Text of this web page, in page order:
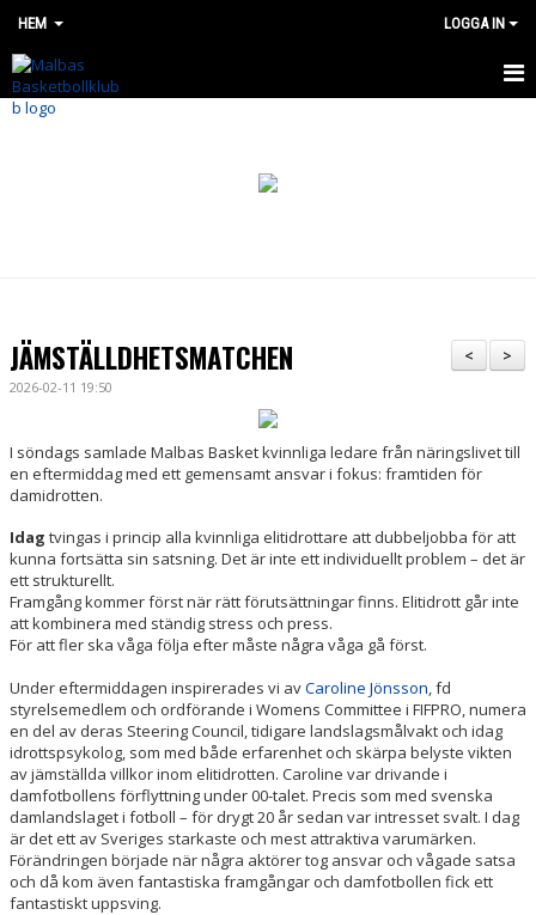
HEM LOGGA IN
HEM
MALBAS MADNESS CUP
LAG OCH VERKSAMHET
ENGAGERA DIG
KONTAKT
>
<
JÄMSTÄLLDHETSMATCHEN
2026-02-11 19:50
I söndags samlade Malbas Basket kvinnliga ledare från näringslivet till
en eftermiddag med ett gemensamt ansvar i fokus: framtiden för
damidrotten.
Idag tvingas i princip alla kvinnliga elitidrottare att dubbeljobba för att
kunna fortsätta sin satsning. Det är inte ett individuellt problem – det är
ett strukturellt.
Framgång kommer först när rätt förutsättningar finns. Elitidrott går inte
att kombinera med ständig stress och press.
För att fler ska våga följa efter måste några våga gå först.
Under eftermiddagen inspirerades vi avCaroline Jönsson , fd
styrelsemedlem och ordförande i Womens Committee i FIFPRO, numera
en del av deras Steering Council, tidigare landslagsmålvakt och idag
idrottspsykolog, som med både erfarenhet och skärpa belyste vikten
av jämställda villkor inom elitidrotten. Caroline var drivande i
damfotbollens förflyttning under 00-talet. Precis som med svenska
damlandslaget i fotboll – för drygt 20 år sedan var intresset svalt. I dag
är det ett av Sveriges starkaste och mest attraktiva varumärken.
Förändringen började när några aktörer tog ansvar och vågade satsa
och då kom även fantastiska framgångar och damfotbollen fick ett
fantastiskt uppsving.